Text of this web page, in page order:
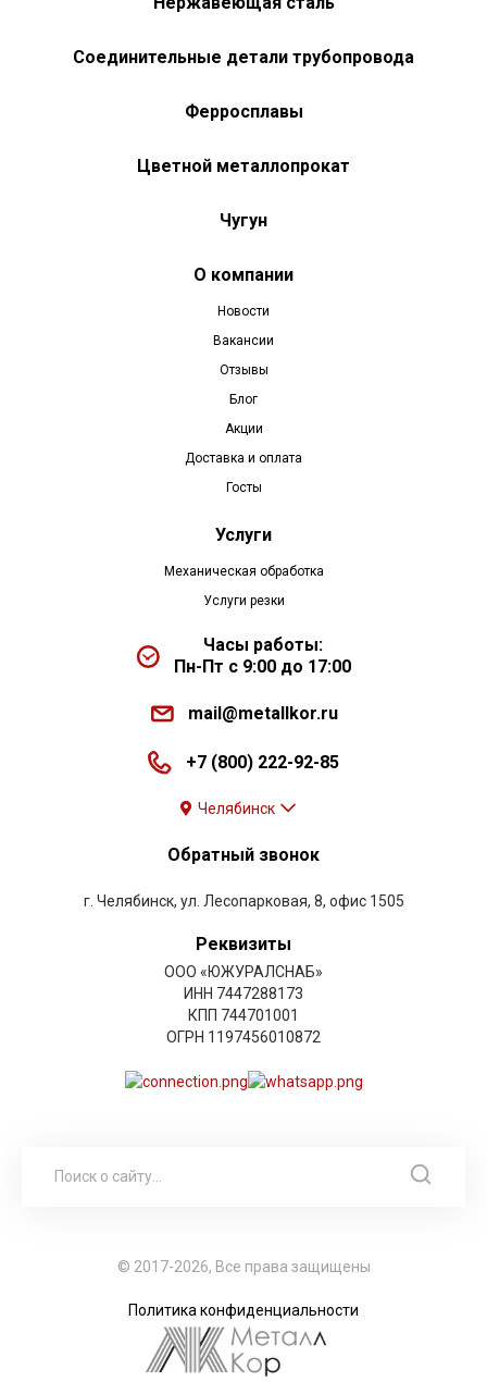
Соединительные детали трубопровода
Ферросплавы
Цветной металлопрокат
Чугун
О компании
Новости
Вакансии
Отзывы
Блог
Акции
Доставка и оплата
Госты
Услуги
Механическая обработка
Услуги резки
Часы работы:
Пн-Пт с 9:00 до 17:00
mail@metallkor.ru
+7 (800) 222-92-85
Челябинск
Обратный звонок
г. Челябинск, ул. Лесопарковая, 8, офис 1505
Реквизиты
ООО «ЮЖУРАЛСНАБ»
ИНН 7447288173
КПП 744701001
ОГРН 1197456010872
© 2017-2026, Все права защищены
Политика конфиденциальности